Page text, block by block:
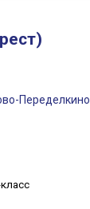
Переделкино